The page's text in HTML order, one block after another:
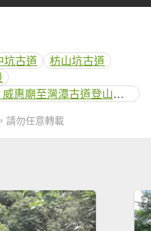
坑古道
枋山坑古道
淡蘭中路第三段：威惠廟至灣潭古道登山口(闊瀨線)
請勿任意轉載